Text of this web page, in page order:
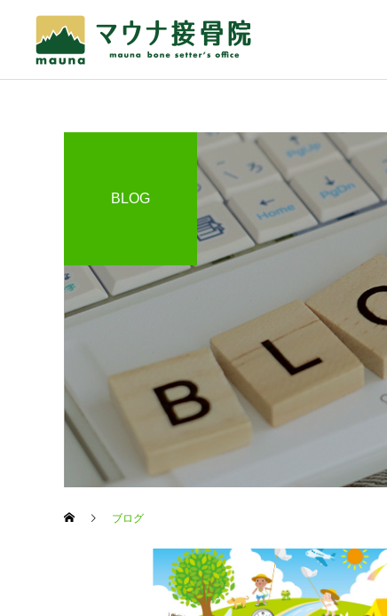
骨折・脱臼・捻挫・打
撲・挫傷
自費メニュー
インソールの効果
スタッフ日記
暑中お見舞い申し上げま
BLOG
ブログ